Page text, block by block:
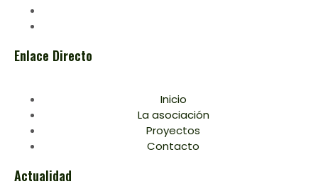
Enlace Directo
Inicio
La asociación
Proyectos
Contacto
Actualidad